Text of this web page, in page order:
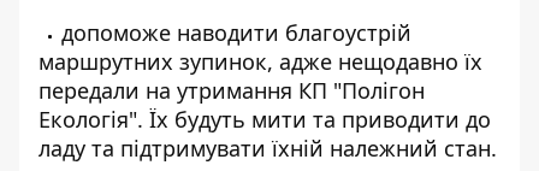
допоможе наводити благоустрій
маршрутних зупинок, адже нещодавно їх
передали на утримання КП "Полігон
Екологія". Їх будуть мити та приводити до
ладу та підтримувати їхній належний стан.